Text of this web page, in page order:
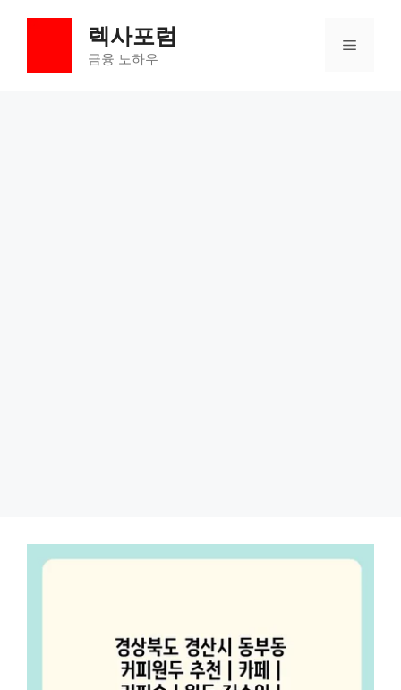
렉사포럼
금융 노하우
메